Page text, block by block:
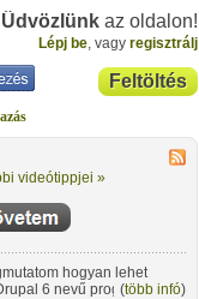
Üdvözlünk az oldalon!
Lépj be, vagy regisztrálj
Feltöltés
videótippjei »
hogyan lehet
6 nevű programmal.
(több infó)